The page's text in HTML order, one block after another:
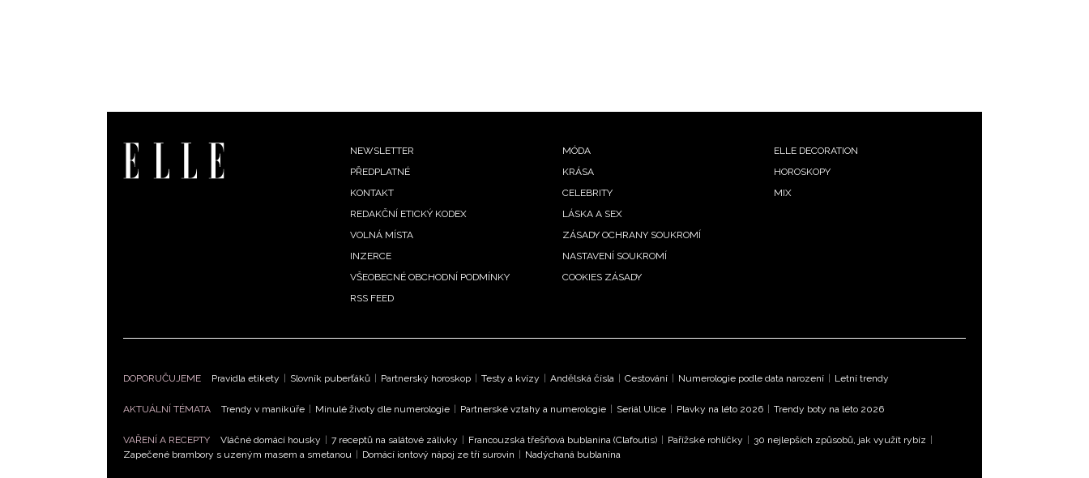
Footer
menu
NEWSLETTER
PŘEDPLATNÉ
KONTAKT
REDAKČNÍ ETICKÝ KODEX
VOLNÁ MÍSTA
INZERCE
VŠEOBECNÉ OBCHODNÍ PODMÍNKY
RSS FEED
MÓDA
KRÁSA
CELEBRITY
LÁSKA A SEX
ZÁSADY OCHRANY SOUKROMÍ
NASTAVENÍ SOUKROMÍ
COOKIES ZÁSADY
ELLE DECORATION
HOROSKOPY
MIX
DOPORUČUJEME Pravidla etikety | Slovník puberťáků | Partnerský horoskop | Testy a kvízy | Andělská čísla | Cestování | Numerologie podle data narození | Letní trendy
AKTUÁLNÍ TÉMATA Trendy v manikúře | Minulé životy dle numerologie | Partnerské vztahy a numerologie | Seriál Ulice | Plavky na léto 2026 | Trendy boty na léto 2026
VAŘENÍ A RECEPTY Vláčné domácí housky | 7 receptů na salátové zálivky | Francouzská třešňová bublanina (Clafoutis) | Pařížské rohlíčky | 30 nejlepších způsobů, jak využít rybíz |
Zapečené brambory s uzeným masem a smetanou | Domácí iontový nápoj ze tří surovin | Nadýchaná bublanina